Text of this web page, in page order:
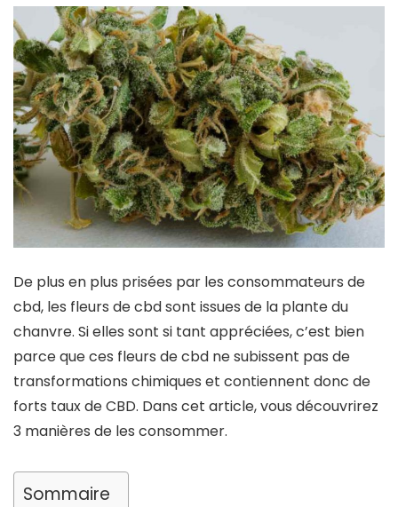
De plus en plus prisées par les consommateurs de
cbd, les fleurs de cbd sont issues de la plante du
chanvre. Si elles sont si tant appréciées, c’est bien
parce que ces fleurs de cbd ne subissent pas de
transformations chimiques et contiennent donc de
forts taux de CBD. Dans cet article, vous découvrirez
3 manières de les consommer.
Sommaire